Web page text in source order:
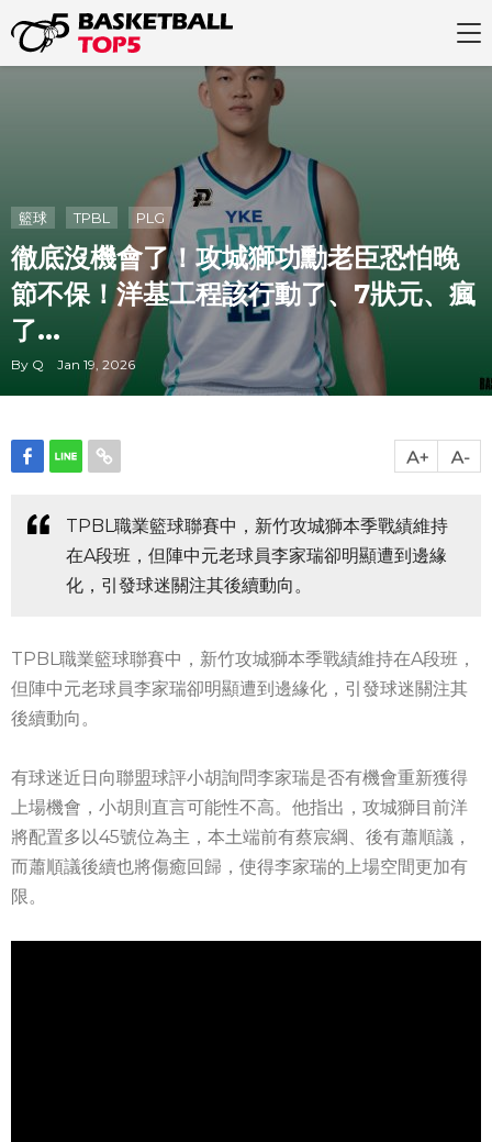
籃球 TPBL PLG
徹底沒機會了！攻城獅功勳老臣恐怕晚
節不保！洋基工程該行動了、7狀元、瘋
了...
By Q Jan 19, 2026
TPBL職業籃球聯賽中，新竹攻城獅本季戰績維持
在A段班，但陣中元老球員李家瑞卻明顯遭到邊緣
化，引發球迷關注其後續動向。
TPBL職業籃球聯賽中，新竹攻城獅本季戰績維持在A段班，
但陣中元老球員李家瑞卻明顯遭到邊緣化，引發球迷關注其
後續動向。
有球迷近日向聯盟球評小胡詢問李家瑞是否有機會重新獲得
上場機會，小胡則直言可能性不高。他指出，攻城獅目前洋
將配置多以45號位為主，本土端前有蔡宸綱、後有蕭順議，
而蕭順議後續也將傷癒回歸，使得李家瑞的上場空間更加有
限。